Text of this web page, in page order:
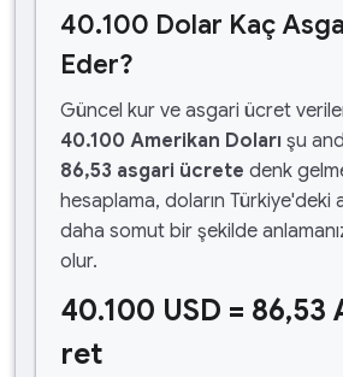
40.100 Dolar Kaç
Eder?
Güncel kur ve asgari ücret
40.100 Amerikan Doları şu
86,53 asgari ücrete denk
hesaplama, doların Türkiye'deki
daha somut bir şekilde
olur.
40.100 USD = 86,53
ret